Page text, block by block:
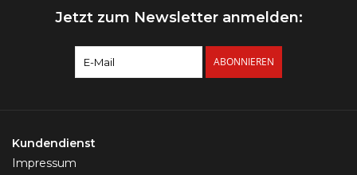
Jetzt zum Newsletter anmelden:
ABONNIEREN
Kundendienst
Impressum